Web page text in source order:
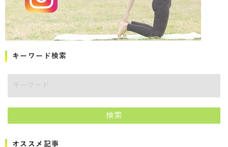
キーワード検索
検索
オススメ記事